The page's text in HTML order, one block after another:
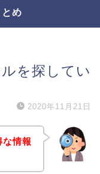
め
を探してい
2020年11月21日
情報